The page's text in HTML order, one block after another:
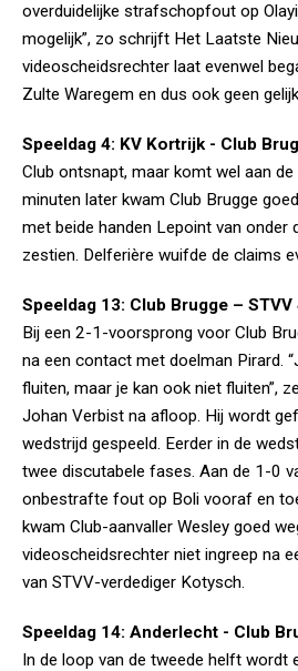
overduidelijke strafschopfout op
mogelijk”, zo schrijft Het Laatste
videoscheidsrechter laat evenwel
Zulte Waregem en dus ook geen
Speeldag 4: KV Kortrijk - Club
Club ontsnapt, maar komt wel aan de
minuten later kwam Club Brugge
met beide handen Lepoint van onder
zestien. Delferière wuifde de claims
Speeldag 13: Club Brugge – STVV
Bij een 2-1-voorsprong voor Club
na een contact met doelman Pirard.
fluiten, maar je kan ook niet fluiten”,
Johan Verbist na afloop. Hij wordt
wedstrijd gespeeld. Eerder in de
twee discutabele fases. Aan de 1-0
onbestrafte fout op Boli vooraf en
kwam Club-aanvaller Wesley goed
videoscheidsrechter niet ingreep na
van STVV-verdediger Kotysch.
Speeldag 14: Anderlecht - Club
In de loop van de tweede helft wordt